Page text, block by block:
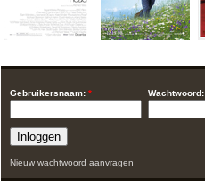
Gebruikersnaam: * Wachtwoord:
Nieuw wachtwoord aanvragen